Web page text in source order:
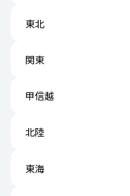
東北
関東
甲信越
北陸
東海